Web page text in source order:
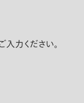
力ください。